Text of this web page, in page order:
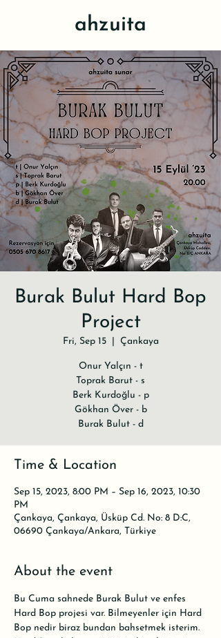
ahzuita
Burak Bulut Hard Bop
Project
Fri, Sep 15
  |
Çankaya
Onur Yalçın - t
Toprak Barut - s
Berk Kurdoğlu - p
Gökhan Över - b
Burak Bulut - d
Time & Location
Sep 15, 2023, 8:00 PM – Sep 16, 2023, 10:30
PM
Çankaya, Çankaya, Üsküp Cd. No: 8 D:C,
06690 Çankaya/Ankara, Türkiye
About the event
Bu Cuma sahnede Burak Bulut ve enfes
Hard Bop projesi var. Bilmeyenler için Hard
Bop nedir biraz bundan bahsetmek isterim.